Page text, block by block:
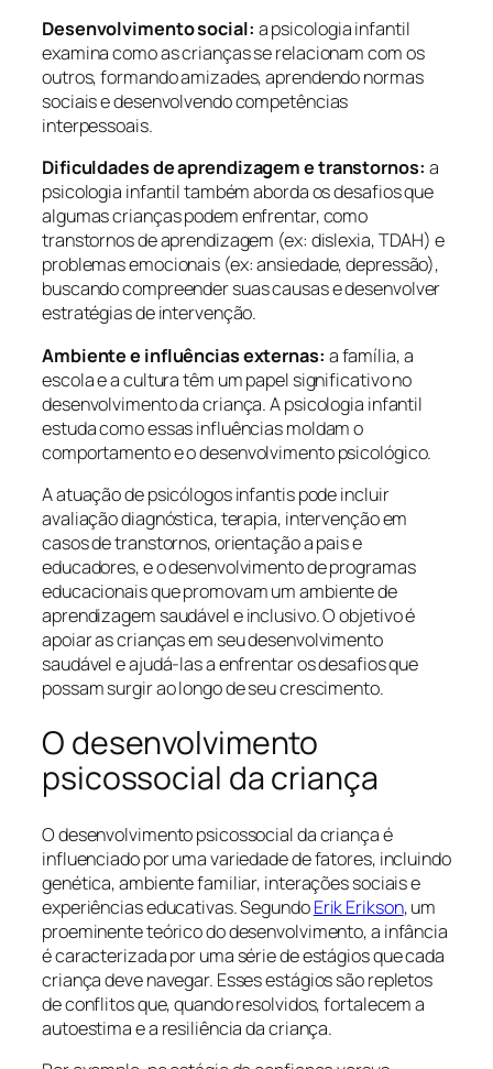
Desenvolvimento social: a psicologia infantil
examina como as crianças se relacionam com os
outros, formando amizades, aprendendo normas
sociais e desenvolvendo competências
interpessoais.
Dificuldades de aprendizagem e transtornos: a
psicologia infantil também aborda os desafios que
algumas crianças podem enfrentar, como
transtornos de aprendizagem (ex: dislexia, TDAH) e
problemas emocionais (ex: ansiedade, depressão),
buscando compreender suas causas e desenvolver
estratégias de intervenção.
Ambiente e influências externas: a família, a
escola e a cultura têm um papel significativo no
desenvolvimento da criança. A psicologia infantil
estuda como essas influências moldam o
comportamento e o desenvolvimento psicológico.
A atuação de psicólogos infantis pode incluir
avaliação diagnóstica, terapia, intervenção em
casos de transtornos, orientação a pais e
educadores, e o desenvolvimento de programas
educacionais que promovam um ambiente de
aprendizagem saudável e inclusivo. O objetivo é
apoiar as crianças em seu desenvolvimento
saudável e ajudá-las a enfrentar os desafios que
possam surgir ao longo de seu crescimento.
O desenvolvimento
psicossocial da criança
O desenvolvimento psicossocial da criança é
influenciado por uma variedade de fatores, incluindo
genética, ambiente familiar, interações sociais e
experiências educativas. SegundoErik Erikson, um
proeminente teórico do desenvolvimento, a infância
é caracterizada por uma série de estágios que cada
criança deve navegar. Esses estágios são repletos
de conflitos que, quando resolvidos, fortalecem a
autoestima e a resiliência da criança.